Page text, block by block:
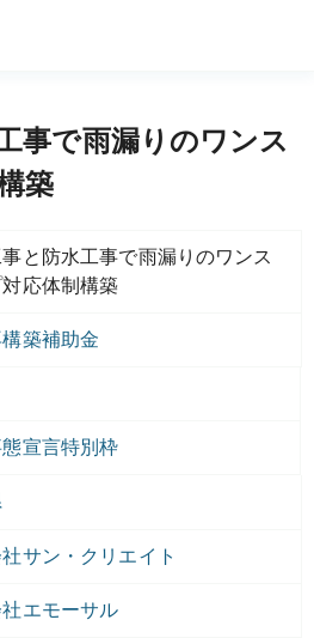
事で雨漏りのワンス
築
と防水工事で雨漏りのワンス
対応体制構築
築補助金
宣言特別枠
サン・クリエイト
エモーサル